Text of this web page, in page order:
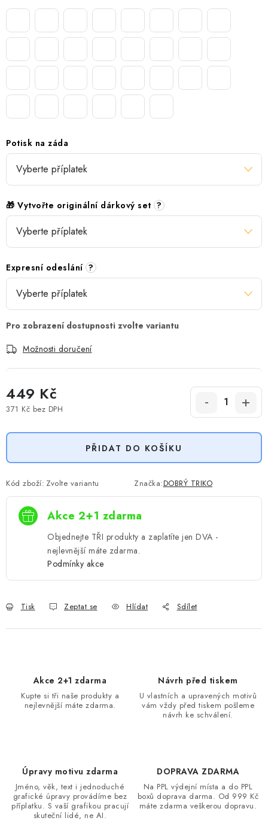
Potisk na záda
🎁 Vytvořte originální dárkový set ?
Expresní odeslání ?
Možnosti doručení
449 Kč
371 Kč bez DPH
PŘIDAT DO KOŠÍKU
Kód zboží: Zvolte variantu Značka:DOBRÝ TRIKO
Akce 2+1 zdarma
Objednejte TŘI produkty a zaplatíte jen DVA -
nejlevnější máte zdarma.
Podmínky akce
Tisk Zeptat se Hlídat Sdílet
Akce 2+1 zdarma
Kupte si tři naše produkty a
nejlevnější máte zdarma.
Návrh před tiskem
U vlastních a upravených motivů
vám vždy před tiskem pošleme
návrh ke schválení.
Úpravy motivu zdarma
Jméno, věk, text i jednoduché
grafické úpravy provádíme bez
příplatku. S vaší grafikou pracují
skuteční lidé, ne AI.
DOPRAVA ZDARMA
Na PPL výdejní místa a do PPL
boxů doprava darma. Od 999 Kč
máte zdarma veškerou dopravu.